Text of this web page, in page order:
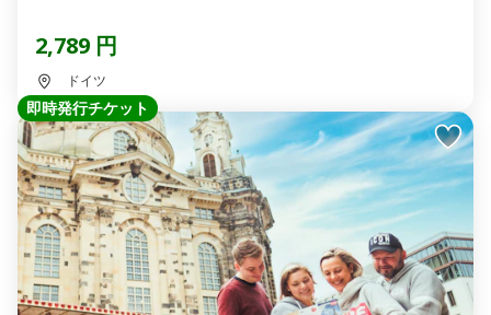
2,789 円
ドイツ
即時発行チケット